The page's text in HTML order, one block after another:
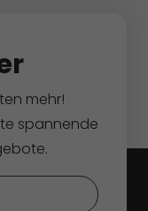
mehr!
spannende